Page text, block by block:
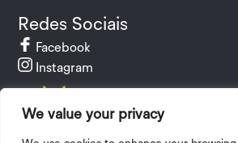
We value your privacy
Redes Sociais
Facebook
Instagram